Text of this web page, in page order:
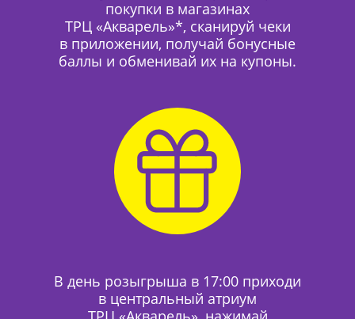
покупки в магазинах
ТРЦ «Акварель»*, сканируй чеки
в приложении, получай бонусные
баллы и обменивай их на купоны.
В день розыгрыша в 17:00 приходи
в центральный атриум